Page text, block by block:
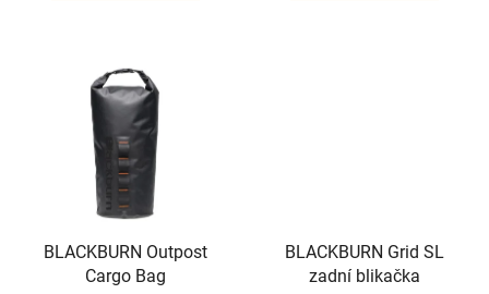
BLACKBURN Outpost
Cargo Bag
BLACKBURN Grid SL
zadní blikačka